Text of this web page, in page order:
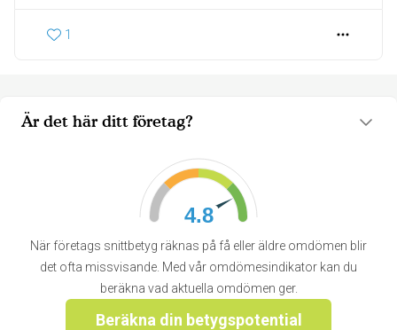
Är det här ditt företag?
4.8
När företags snittbetyg räknas på få eller äldre omdömen blir
det ofta missvisande. Med vår omdömesindikator kan du
beräkna vad aktuella omdömen ger.
Beräkna din betygspotential
1